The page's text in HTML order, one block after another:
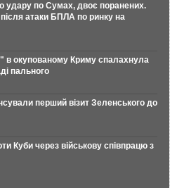
удару по Сумах, двоє поранених.
атаки БПЛА по ринку на
в окупованому Криму спалахнула
пального
перший візит Зеленського до
Куби через військову співпрацю з